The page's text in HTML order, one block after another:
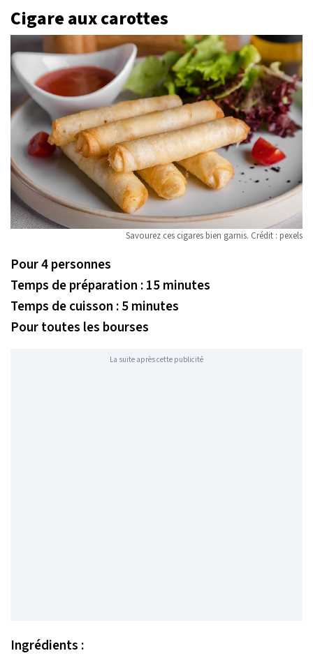
Cigare aux carottes
Savourez ces cigares bien garnis. Crédit : pexels
Pour 4 personnes
Temps de préparation : 15 minutes
Temps de cuisson : 5 minutes
Pour toutes les bourses
La suite après cette publicité
Ingrédients :